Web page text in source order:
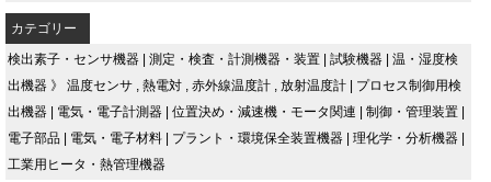
カテゴリー
検出素子・センサ機器 | 測定・検査・計測機器・装置 | 試験機器 | 温・湿度検
出機器 》 温度センサ 熱電対 赤外線温度計 放射温度計 | プロセス制御用検
出機器 | 電気・電子計測器 | 位置決め・減速機・モータ関連 | 制御・管理装置 |
電子部品 | 電気・電子材料 | プラント・環境保全装置機器 | 理化学・分析機器 |
工業用ヒータ・熱管理機器